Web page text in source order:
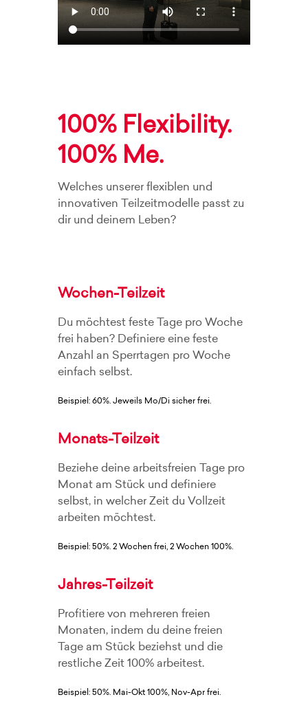
100% Flexibility.
100% Me.
Welches unserer flexiblen und
innovativen Teilzeitmodelle passt zu
dir und deinem Leben?
Wochen-Teilzeit
Du möchtest feste Tage pro Woche
frei haben? Definiere eine feste
Anzahl an Sperrtagen pro Woche
einfach selbst.
Beispiel: 60%. Jeweils Mo/Di sicher frei.
Monats-Teilzeit
Beziehe deine arbeitsfreien Tage pro
Monat am Stück und definiere
selbst, in welcher Zeit du Vollzeit
arbeiten möchtest.
Beispiel: 50%. 2 Wochen frei, 2 Wochen 100%.
Jahres-Teilzeit
Profitiere von mehreren freien
Monaten, indem du deine freien
Tage am Stück beziehst und die
restliche Zeit 100% arbeitest.
Beispiel: 50%. Mai-Okt 100%, Nov-Apr frei.